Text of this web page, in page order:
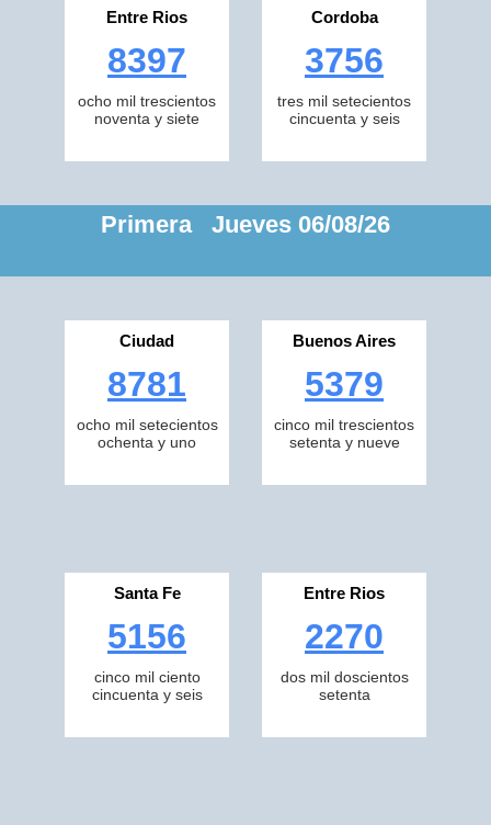
Entre Rios
8397
ocho mil trescientos
noventa y siete
Cordoba
3756
tres mil setecientos
cincuenta y seis
Primera Jueves 06/08/26
Ciudad
8781
ocho mil setecientos
ochenta y uno
Buenos Aires
5379
cinco mil trescientos
setenta y nueve
Santa Fe
5156
cinco mil ciento
cincuenta y seis
Entre Rios
2270
dos mil doscientos
setenta